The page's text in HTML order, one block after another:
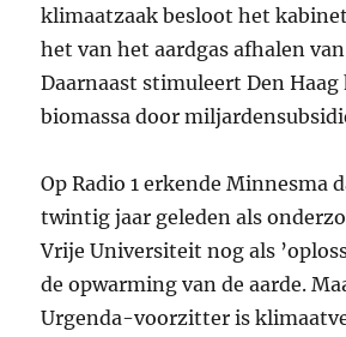
klimaatzaak besloot het
het van het aardgas afhalen
Daarnaast stimuleert Den
biomassa door
Op Radio 1 erkende Minnesma
twintig jaar geleden als
Vrije Universiteit nog als
de opwarming van de aarde.
Urgenda-voorzitter is